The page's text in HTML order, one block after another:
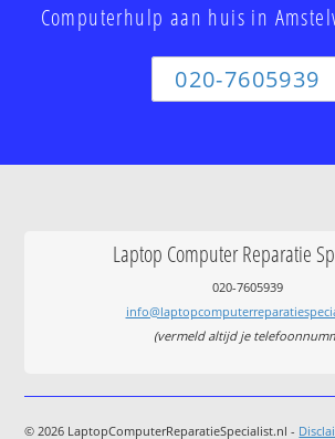
Computerhulp aan huis in
020-7605939
Laptop Computer Reparatie
020-7605939
(vermeld altijd je
© 2026 LaptopComputerReparatieSpecialist.nl -